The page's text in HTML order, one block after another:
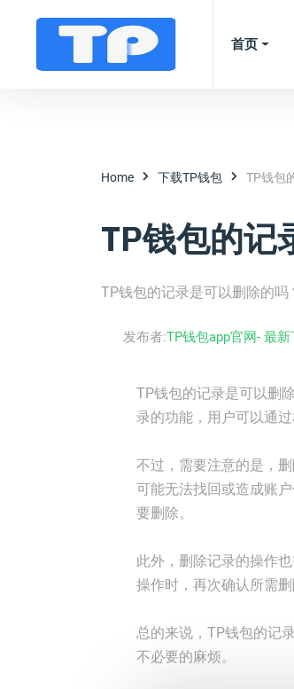
首页
Home 下载TP钱包 TP钱包
TP钱包的记
TP钱包的记录是可以删除的吗
发布者:TP钱包app官网- 最新
TP钱包的记录是可以删
录的功能，用户可以通
不过，需要注意的是，
可能无法找回或造成账
要删除。
此外，删除记录的操作
操作时，再次确认所需
总的来说，TP钱包的记
不必要的麻烦。